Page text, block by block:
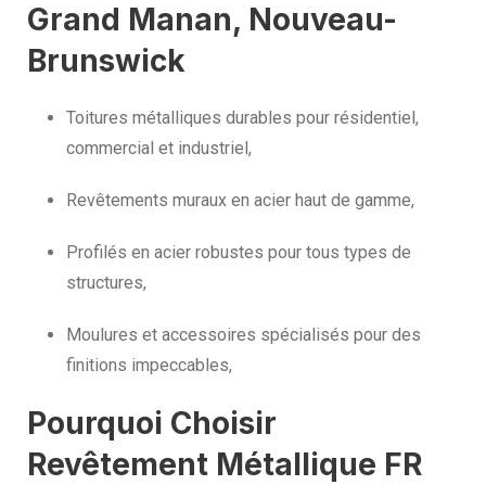
Grand Manan, Nouveau-
Brunswick
Toitures métalliques durables pour résidentiel,
commercial et industriel,
Revêtements muraux en acier haut de gamme,
Profilés en acier robustes pour tous types de
structures,
Moulures et accessoires spécialisés pour des
finitions impeccables,
Pourquoi Choisir
Revêtement Métallique FR